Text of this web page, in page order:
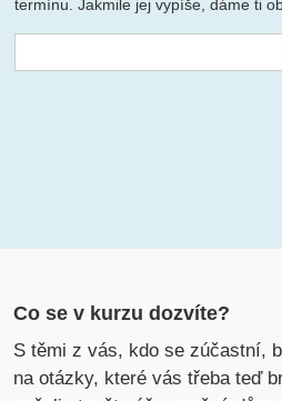
termínu. Jakmile jej vypíše, dáme ti
Co se v kurzu dozvíte?
S těmi z vás, kdo se zúčastní,
na otázky, které vás třeba teď